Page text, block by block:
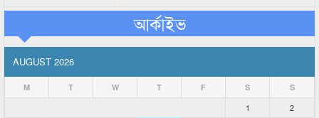
আর্কাইভ
AUGUST 2026
M T W T F S S
1
2